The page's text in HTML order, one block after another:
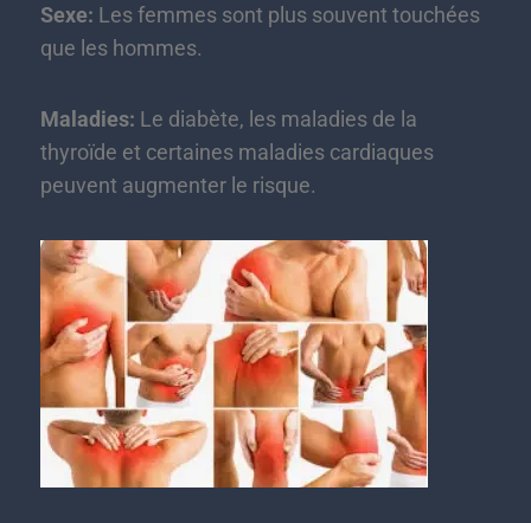
Sexe: Les femmes sont plus souvent touchées
que les hommes.
Maladies: Le diabète, les maladies de la
thyroïde et certaines maladies cardiaques
peuvent augmenter le risque.